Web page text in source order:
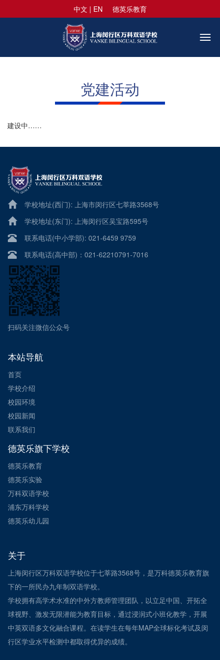
中文 | EN 德英乐教育
党建活动
建设中……
学校地址(西门): 上海市闵行区七莘路3568号
学校地址(东门): 上海闵行区吴宝路595号
联系电话(中小学部): 021-6459 9759
联系电话(高中部)：021-62210791-7016
扫码关注微信公众号
本站导航
首页
学校介绍
校园环境
校园新闻
联系我们
德英乐旗下学校
德英乐教育
德英乐实验
万科双语学校
浦东万科学校
德英乐幼儿园
关于
上海闵行区万科双语学校位于七莘路3568号，是万科德英乐教育旗
下的一所民办九年制双语学校。
学校拥有高学术水准的中外方教师管理团队，以立足中国、开拓全
球视野、激发无限潜能为教育目标，通过浸润式小班化教学，开展
中英双语多文化融合课程。在读学生在每年MAP全球标化考试及闵
行区学业水平检测中都取得优异的成绩。